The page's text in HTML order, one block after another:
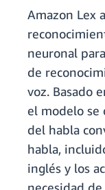
Amazon Lex
neuronal
de
voz. Basado
el modelo se
del habla
habla,
inglés y los